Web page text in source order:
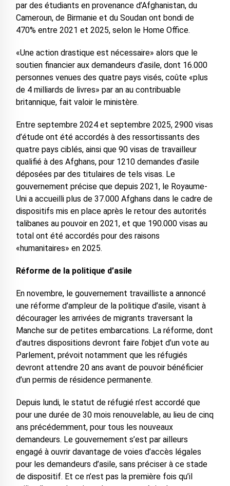
par des étudiants en provenance d’Afghanistan, du
Cameroun, de Birmanie et du Soudan ont bondi de
470% entre 2021 et 2025, selon le Home Office.
«Une action drastique est nécessaire» alors que le
soutien financier aux demandeurs d’asile, dont 16.000
personnes venues des quatre pays visés, coûte «plus
de 4 milliards de livres» par an au contribuable
britannique, fait valoir le ministère.
Entre septembre 2024 et septembre 2025, 2900 visas
d’étude ont été accordés à des ressortissants des
quatre pays ciblés, ainsi que 90 visas de travailleur
qualifié à des Afghans, pour 1210 demandes d’asile
déposées par des titulaires de tels visas. Le
gouvernement précise que depuis 2021, le Royaume-
Uni a accueilli plus de 37.000 Afghans dans le cadre de
dispositifs mis en place après le retour des autorités
talibanes au pouvoir en 2021, et que 190.000 visas au
total ont été accordés pour des raisons
«humanitaires» en 2025.
Réforme de la politique d’asile
En novembre, le gouvernement travailliste a annoncé
une réforme d’ampleur de la politique d’asile, visant à
décourager les arrivées de migrants traversant la
Manche sur de petites embarcations. La réforme, dont
d’autres dispositions devront faire l’objet d’un vote au
Parlement, prévoit notamment que les réfugiés
devront attendre 20 ans avant de pouvoir bénéficier
d’un permis de résidence permanente.
Depuis lundi, le statut de réfugié n’est accordé que
pour une durée de 30 mois renouvelable, au lieu de cinq
ans précédemment, pour tous les nouveaux
demandeurs. Le gouvernement s’est par ailleurs
engagé à ouvrir davantage de voies d’accès légales
pour les demandeurs d’asile, sans préciser à ce stade
de dispositif. Et ce n’est pas la première fois qu’il